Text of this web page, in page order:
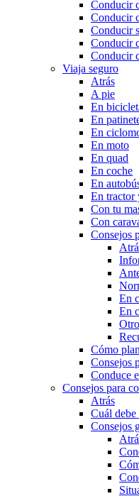
Conducir
Conducir
Conducir
Conducir
Conducir
Viaja seguro
Atrás
A pie
En
En
En
En moto
En quad
En coche
En
En tractor
Con tu
Con
Consejos
En
En
Cómo
Consejos
Conduce
Consejos para
Atrás
Cuál
Consejos